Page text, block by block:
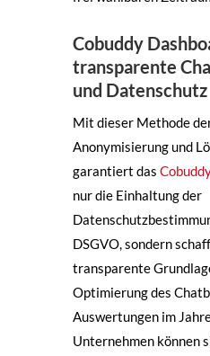
Cobuddy
transparente
und Datenschutz
Mit dieser Methode
Anonymisierung und
garantiert das
nur die Einhaltung der
DSGVO, sondern
transparente
Optimierung des
Auswertungen im
Unternehmen können